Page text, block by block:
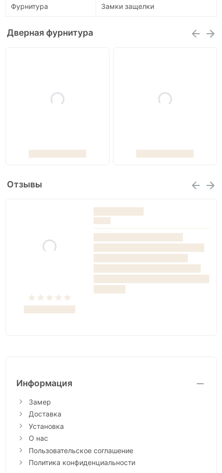
Фурнитура Замки защелки
Дверная фурнитура
Отзывы
Информация
Замер
Доставка
Установка
О нас
Пользовательское соглашение
Политика конфиденциальности